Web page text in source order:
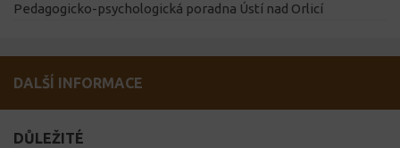
Pedagogicko-psychologická poradna Ústí nad Orlicí
DALŠÍ INFORMACE
DŮLEŽITÉ